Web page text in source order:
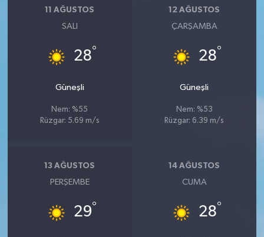
11 AĞUSTOS
SALI
28°
Güneşli
Nem: %55
Rüzgar: 5.69 m/s
12 AĞUSTOS
ÇARŞAMBA
28°
Güneşli
Nem: %53
Rüzgar: 6.39 m/s
13 AĞUSTOS
PERŞEMBE
29°
14 AĞUSTOS
CUMA
28°